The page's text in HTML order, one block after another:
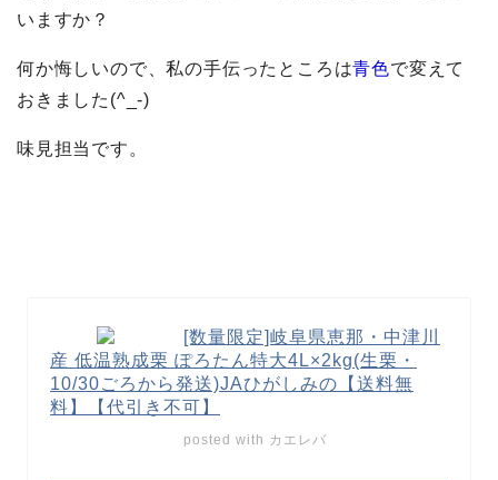
いますか？
何か悔しいので、私の手伝ったところは青色で変えて
おきました(^_-)
味見担当です。
[数量限定]岐阜県恵那・中津川
産 低温熟成栗 ぽろたん特大4L×2kg(生栗・
10/30ごろから発送)JAひがしみの【送料無
料】【代引き不可】
posted with カエレバ